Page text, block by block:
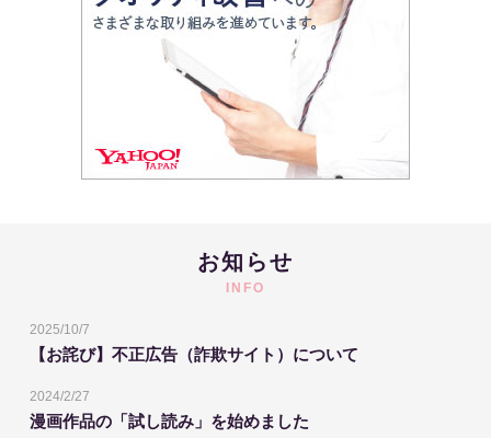
お知らせ
INFO
2025/10/7
【お詫び】不正広告（詐欺サイト）について
2024/2/27
漫画作品の「試し読み」を始めました